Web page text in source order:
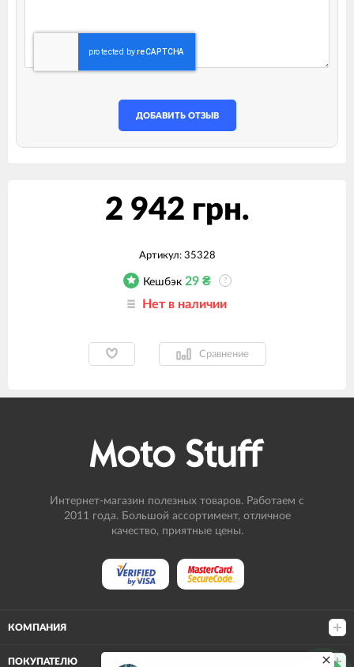
ДОБАВИТЬ ОТЗЫВ
2 942 грн.
Артикул: 35328
Кешбэк 29₴ ?
Нет в наличии
Сравнение
Интернет-магазин полезных товаров. Работаем с
2011 года. Большой ассортимент, отличное
качество, приятные цены.
КОМПАНИЯ
ПОКУПАТЕЛЮ